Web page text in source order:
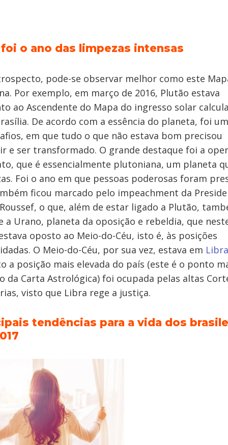
foi o ano das limpezas intensas
pode-se observar melhor como este
Por exemplo, em março de 2016, Plutão estava
ao Ascendente do Mapa do ingresso solar
De acordo com a essência do planeta, foi
em que tudo o que não estava bom precisou
e ser transformado. O grande destaque foi a
que é essencialmente plutoniana, um planeta
Foi o ano em que pessoas poderosas foram
ficou marcado pelo impeachment da
o que, além de estar ligado a Plutão,
a Urano, planeta da oposição e rebeldia, que
oposto ao Meio-do-Céu, isto é, às posições
O Meio-do-Céu, por sua vez, estava em Libra
a posição mais elevada do país (este é o ponto
da Carta Astrológica) foi ocupada pelas altas
visto que Libra rege a justiça.
tendências para a vida dos